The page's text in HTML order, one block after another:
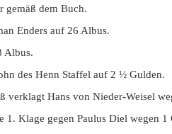
gemäß dem Buch.
Enders auf 26 Albus.
Albus.
des Henn Staffel auf 2 ½ Gulden.
verklagt Hans von Nieder-Weisel
1. Klage gegen Paulus Diel wegen